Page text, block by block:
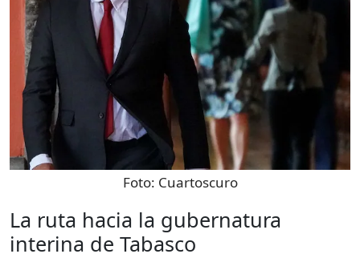
Foto: Cuartoscuro
La ruta hacia la gubernatura
interina de Tabasco